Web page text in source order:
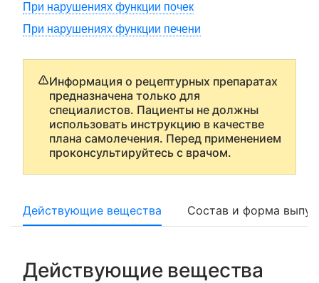
При нарушениях функции почек
При нарушениях функции печени
Информация о рецептурных препаратах
предназначена только для
специалистов. Пациенты не должны
использовать инструкцию в качестве
плана самолечения. Перед применением
проконсультируйтесь с врачом.
Действующие вещества Состав и форма
Действующие вещества